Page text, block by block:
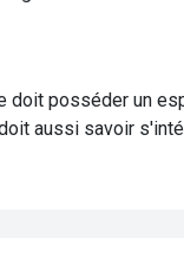
doit posséder un
aussi savoir